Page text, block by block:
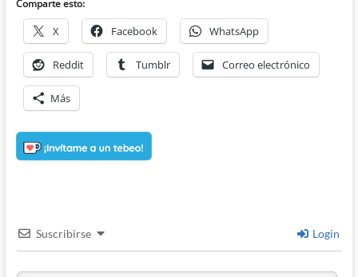
Comparte esto:
X Facebook WhatsApp
Reddit Tumblr Correo electrónico
Más
Suscribirse Login